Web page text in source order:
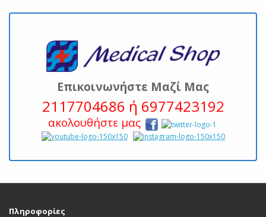
Επικοινωνήστε Μαζί Μας
2117704686 ή 6977423192
ακολουθήστε μας
Πληροφορίες